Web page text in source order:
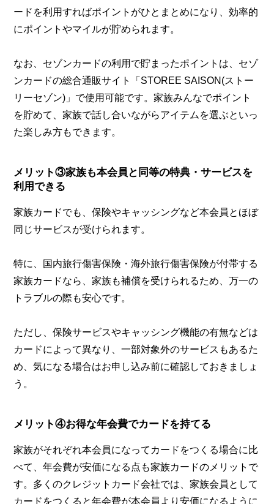
ードを利用すればポイントがひとまとめになり、効率的
にポイントやマイルが貯められます。
なお、セゾンカードの利用で貯まったポイントは、セゾ
ンカードの総合通販サイト「STOREE SAISON(ストー
リーセゾン)」で使用可能です。家族みんなでポイント
を貯めて、家族で話し合いながらアイテムを選ぶといっ
た楽しみ方もできます。
メリット③家族も本会員と同等の特典・サービスを
利用できる
家族カードでも、保険やキャッシングなど本会員とほぼ
同じサービスが受けられます。
特に、国内旅行傷害保険・海外旅行傷害保険が付帯する
家族カードなら、家族も補償を受けられるため、万一の
トラブルの際も安心です。
ただし、保険サービスやキャッシング機能の有無などは
カードによって異なり、一部対象外のサービスもあるた
め、気になる場合はお申し込み前に確認しておきましょ
う。
メリット④お得な年会費でカードを持てる
家族がそれぞれ本会員になってカードをつくる場合に比
べて、年会費が安価になる点も家族カードのメリットで
す。多くのクレジットカード会社では、家族会員として
カードをつくると年会費が本会員より安価になるように